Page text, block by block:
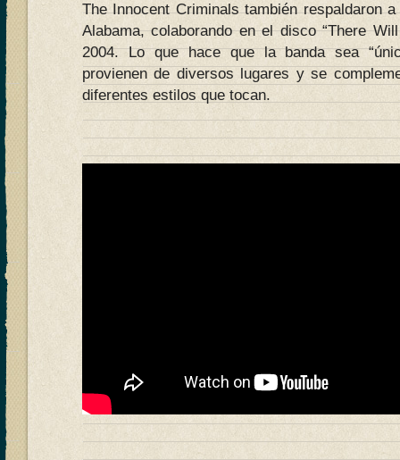
The Innocent Criminals también respaldaron
Alabama, colaborando en el disco “There
2004. Lo que hace que la banda sea
provienen de diversos lugares y se
diferentes estilos que tocan.